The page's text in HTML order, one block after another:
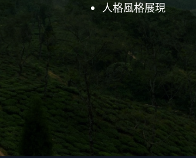
人格風格展現